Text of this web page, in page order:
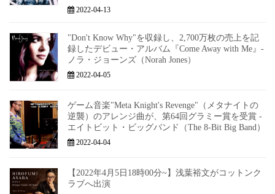
2022-04-13
"Don't Know Why"を収録し、2,700万枚の売上を記
録したデビュー・アルバム『Come Away with Me』-
ノラ・ジョーンズ（Norah Jones）
2022-04-05
ゲーム音楽"Meta Knight's Revenge"（メタナイトの
逆襲）のアレンジ曲が、第64回グラミー賞を受賞 -
エイトビット・ビッグバンド（The 8-Bit Big Band）
2022-04-04
【2022年4月5日18時00分~】浅葉裕文がコットンク
ラブへ出演